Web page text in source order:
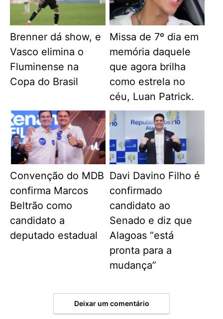
Brenner dá show, e
Vasco elimina o
Fluminense na
Copa do Brasil
Missa de 7º dia em
memória daquele
que agora brilha
como estrela no
céu, Luan Patrick.
Convenção do MDB
confirma Marcos
Beltrão como
candidato a
deputado estadual
Davi Davino Filho é
confirmado
candidato ao
Senado e diz que
Alagoas “está
pronta para a
mudança”
Deixar um comentário